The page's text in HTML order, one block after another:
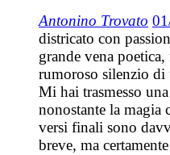
Antonino Trovato
districato con
grande vena
rumoroso silenzio di
Mi hai trasmesso
nonostante la magia
versi finali sono
breve, ma